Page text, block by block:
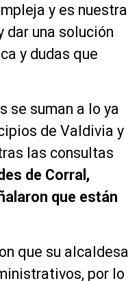
y es nuestra
dar una solución
y dudas que
se suman a lo ya
de Valdivia y
las consultas
de Corral,
que están
que su alcaldesa
por lo